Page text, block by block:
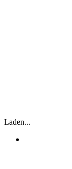
Laden...